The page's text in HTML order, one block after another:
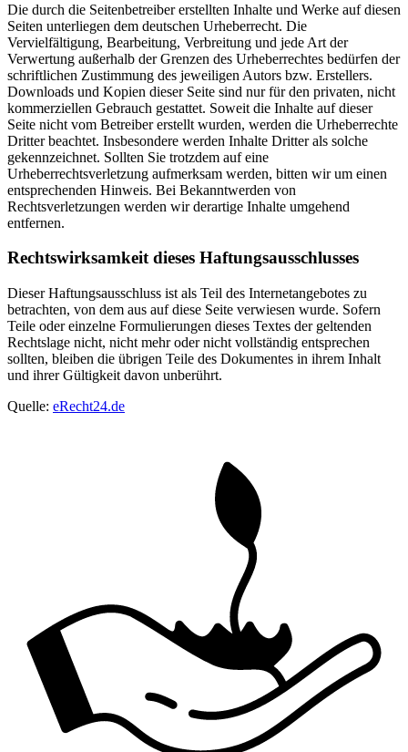
Die durch die Seitenbetreiber erstellten Inhalte und Werke auf diesen
Seiten unterliegen dem deutschen Urheberrecht. Die
Vervielfältigung, Bearbeitung, Verbreitung und jede Art der
Verwertung außerhalb der Grenzen des Urheberrechtes bedürfen der
schriftlichen Zustimmung des jeweiligen Autors bzw. Erstellers.
Downloads und Kopien dieser Seite sind nur für den privaten, nicht
kommerziellen Gebrauch gestattet. Soweit die Inhalte auf dieser
Seite nicht vom Betreiber erstellt wurden, werden die Urheberrechte
Dritter beachtet. Insbesondere werden Inhalte Dritter als solche
gekennzeichnet. Sollten Sie trotzdem auf eine
Urheberrechtsverletzung aufmerksam werden, bitten wir um einen
entsprechenden Hinweis. Bei Bekanntwerden von
Rechtsverletzungen werden wir derartige Inhalte umgehend
entfernen.
Rechtswirksamkeit dieses Haftungsausschlusses
Dieser Haftungsausschluss ist als Teil des Internetangebotes zu
betrachten, von dem aus auf diese Seite verwiesen wurde. Sofern
Teile oder einzelne Formulierungen dieses Textes der geltenden
Rechtslage nicht, nicht mehr oder nicht vollständig entsprechen
sollten, bleiben die übrigen Teile des Dokumentes in ihrem Inhalt
und ihrer Gültigkeit davon unberührt.
Quelle: eRecht24.de